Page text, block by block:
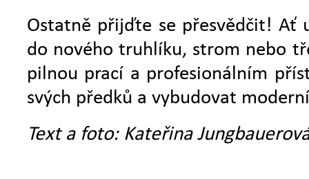
Ostatně přijďte se přesvědčit! Ať
do nového truhlíku, strom nebo
pilnou prací a profesionálním
svých předků a vybudovat
Text a foto: Kateřina